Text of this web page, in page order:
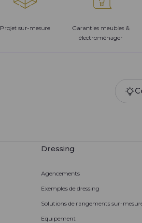
Projet sur-mesure
Garanties meubles &
électroménager
Dressing
Agencements
Exemples de dressing
Solutions de rangements sur-
Equipement